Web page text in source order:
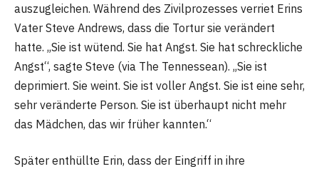
auszugleichen. Während des Zivilprozesses verriet Erins
Vater Steve Andrews, dass die Tortur sie verändert
hatte. „Sie ist wütend. Sie hat Angst. Sie hat schreckliche
Angst“, sagte Steve (via The Tennessean). „Sie ist
deprimiert. Sie weint. Sie ist voller Angst. Sie ist eine sehr,
sehr veränderte Person. Sie ist überhaupt nicht mehr
das Mädchen, das wir früher kannten.“
Später enthüllte Erin, dass der Eingriff in ihre